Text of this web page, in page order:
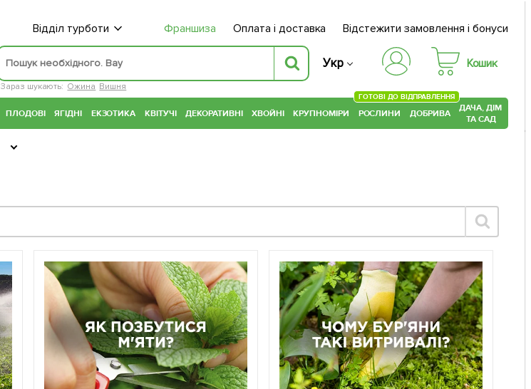
Відділ турботи Франшиза Оплата і доставка Відстежити замовлення і бонуси
Зараз шукають: Ожина Вишня
Укр Кошик
ПЛОДОВІ ЯГІДНІ ЕКЗОТИКА КВІТУЧІ ДЕКОРАТИВНІ ХВОЙНІ КРУПНОМІРИ РОСЛИНИ
ГОТОВІ ДО ВІДПРАВЛЕННЯ
ДОБРИВА
ДАЧА, ДІМ
ТА САД